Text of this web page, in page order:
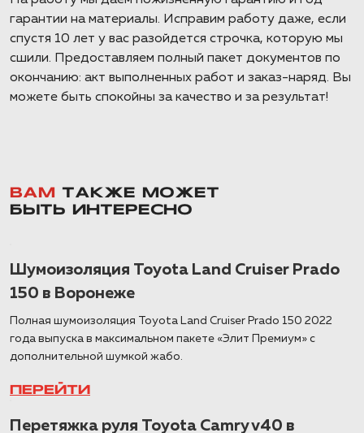
гарантии на материалы. Исправим работу даже, если
спустя 10 лет у вас разойдется строчка, которую мы
сшили. Предоставляем полный пакет документов по
окончанию: акт выполненных работ и заказ-наряд. Вы
можете быть спокойны за качество и за результат!
ВАМ
ТАКЖЕ МОЖЕТ
БЫТЬ ИНТЕРЕСНО
Шумоизоляция Toyota Land Cruiser Prado
150 в Воронеже
Полная шумоизоляция Toyota Land Cruiser Prado 150 2022
года выпуска в максимальном пакете «Элит Премиум» с
дополнительной шумкой жабо.
ПЕРЕЙТИ
Перетяжка руля Toyota Camry v40 в